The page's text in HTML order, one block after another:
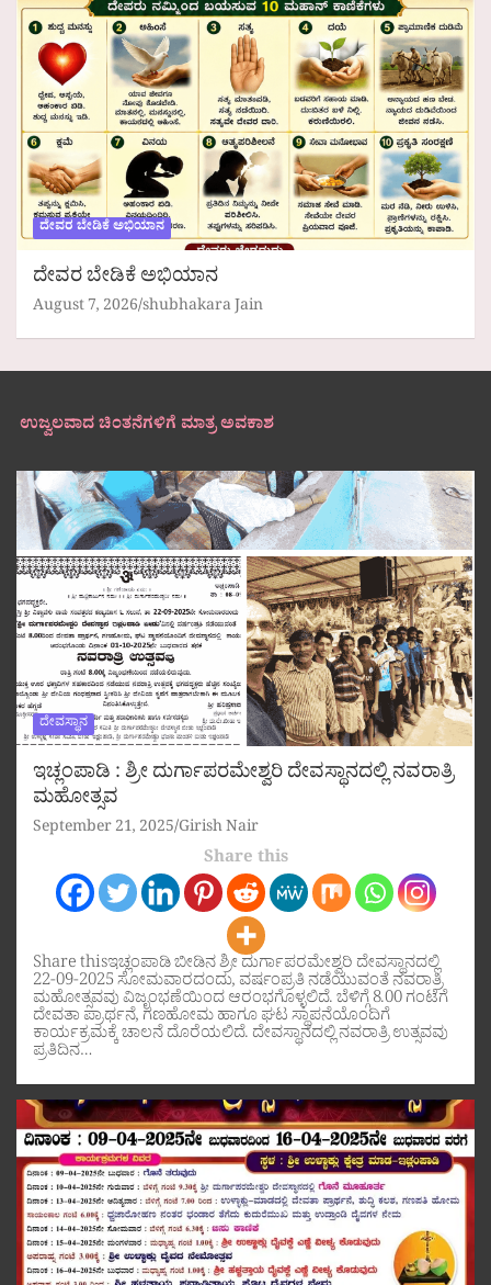
ದೇವರ ಬೇಡಿಕೆ ಅಭಿಯಾನ
ದೇವರ ಬೇಡಿಕೆ ಅಭಿಯಾನ
August 7, 2026 shubhakara Jain
ಉಜ್ವಲವಾದ ಚಿಂತನೆಗಳಿಗೆ ಮಾತ್ರ ಅವಕಾಶ
ದೇವಸ್ಥಾನ
ಇಚ್ಲಂಪಾಡಿ : ಶ್ರೀ ದುರ್ಗಾಪರಮೇಶ್ವರಿ ದೇವಸ್ಥಾನದಲ್ಲಿ ನವರಾತ್ರಿ
ಮಹೋತ್ಸವ
September 21, 2025 Girish Nair
Share this
Share thisಇಚ್ಲಂಪಾಡಿ ಬೀಡಿನ ಶ್ರೀ ದುರ್ಗಾಪರಮೇಶ್ವರಿ ದೇವಸ್ಥಾನದಲ್ಲಿ
22-09-2025 ಸೋಮವಾರದಂದು, ವರ್ಷಂಪ್ರತಿ ನಡೆಯುವಂತೆ ನವರಾತ್ರಿ
ಮಹೋತ್ಸವವು ವಿಜೃಂಭಣೆಯಿಂದ ಆರಂಭಗೊಳ್ಳಲಿದೆ. ಬೆಳಿಗ್ಗೆ 8.00 ಗಂಟೆಗೆ
ದೇವತಾ ಪ್ರಾರ್ಥನೆ, ಗಣಹೋಮ ಹಾಗೂ ಘಟ ಸ್ಥಾಪನೆಯೊಂದಿಗೆ
ಕಾರ್ಯಕ್ರಮಕ್ಕೆ ಚಾಲನೆ ದೊರೆಯಲಿದೆ. ದೇವಸ್ಥಾನದಲ್ಲಿ ನವರಾತ್ರಿ ಉತ್ಸವವು
ಪ್ರತಿದಿನ…